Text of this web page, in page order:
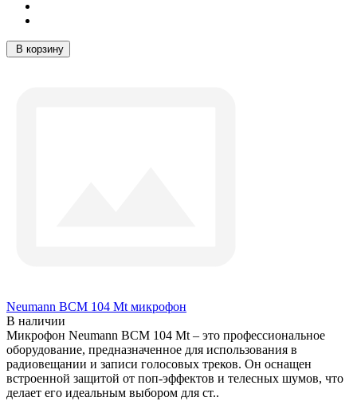
В корзину
Neumann BCM 104 Mt микрофон
В наличии
Микрофон Neumann BCM 104 Mt – это профессиональное
оборудование, предназначенное для использования в
радиовещании и записи голосовых треков. Он оснащен
встроенной защитой от поп-эффектов и телесных шумов, что
делает его идеальным выбором для ст..